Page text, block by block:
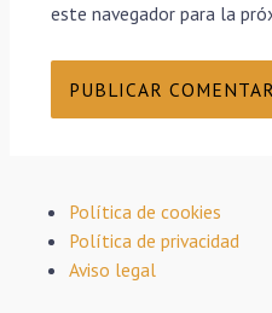
este navegador para la
Política de cookies
Política de privacidad
Aviso legal